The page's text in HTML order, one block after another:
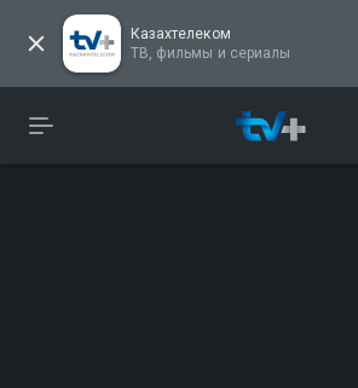
Казахтелеком
ТВ, фильмы и сериалы